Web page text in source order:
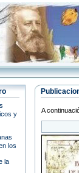
y
los
la
A